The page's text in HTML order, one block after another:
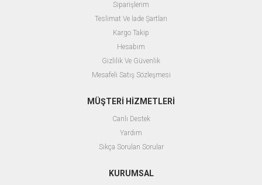
Siparişlerim
Teslimat Ve İade Şartları
Kargo Takip
Hesabım
Gizlilik Ve Güvenlik
Mesafeli Satış Sözleşmesi
MÜŞTERİ HİZMETLERİ
Canlı Destek
Yardım
Sıkça Sorulan Sorular
KURUMSAL